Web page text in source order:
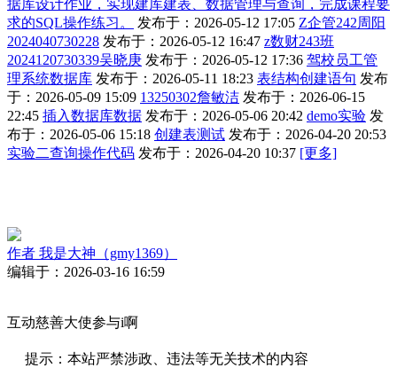
据库设计作业，实现建库建表、数据管理与查询，完成课程要
求的SQL操作练习。
发布于：2026-05-12 17:05 Z企管242周阳
2024040730228 发布于：2026-05-12 16:47 z数财243班
2024120730339吴晓庚 发布于：2026-05-12 17:36 驾校员工管
理系统数据库 发布于：2026-05-11 18:23 表结构创建语句 发布
于：2026-05-09 15:09 13250302詹敏洁 发布于：2026-06-15
22:45 插入数据库数据 发布于：2026-05-06 20:42 demo实验 发
布于：2026-05-06 15:18 创建表测试 发布于：2026-04-20 20:53
实验二查询操作代码 发布于：2026-04-20 10:37 [更多]
作者 我是大神（gmy1369）
编辑于：2026-03-16 16:59
互动慈善大使参与i啊
提示：本站严禁涉政、违法等无关技术的内容